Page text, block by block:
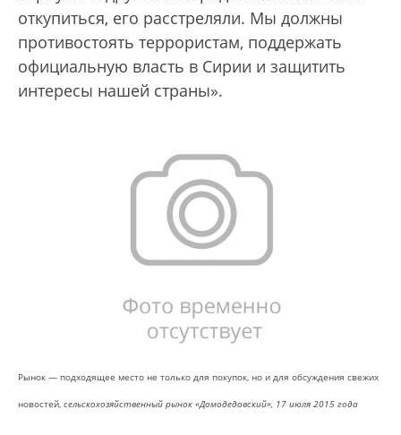
откупиться, его расстреляли. Мы должны
противостоять террористам, поддержать
официальную власть в Сирии и защитить
интересы нашей страны».
Рынок — подходящее место не только для покупок, но и для обсуждения свежих
новостей, сельскохозяйственный рынок «Домодедовский», 17 июля 2015 года